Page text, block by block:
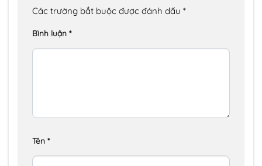
Các trường bắt buộc được đánh dấu *
Bình luận *
Tên *